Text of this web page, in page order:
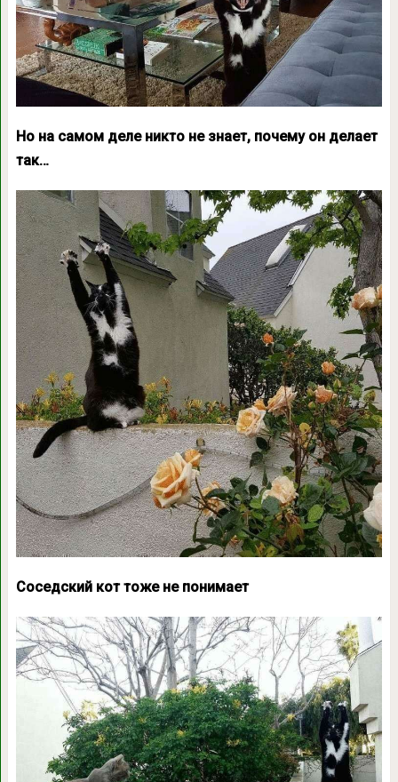
Но на самом деле никто не знает, почему он делает
так…
Соседский кот тоже не понимает